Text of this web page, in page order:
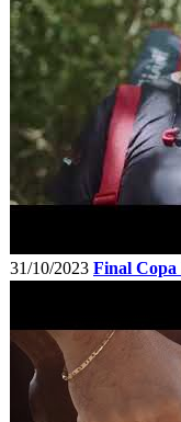
31/10/2023 Final Copa